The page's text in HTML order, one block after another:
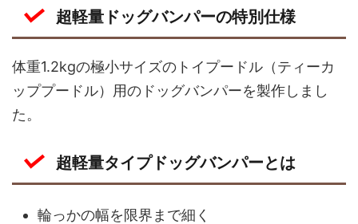
超軽量ドッグバンパーの特別仕様
体重1.2kgの極小サイズのトイプードル（ティーカ
ッププードル）用のドッグバンパーを製作しまし
た。
超軽量タイプドッグバンパーとは
輪っかの幅を限界まで細く